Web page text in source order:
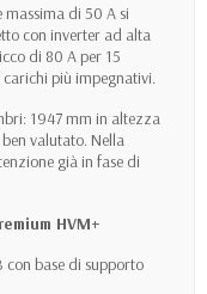
di 50 A si
con inverter ad alta
di 80 A per 15
più impegnativi.
1947 mm in altezza
valutato. Nella
già in fase di
HVM+
con base di supporto